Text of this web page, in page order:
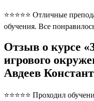
⭐⭐⭐⭐⭐ Отличные
обучения. Все
Отзыв о курсе
игрового
Авдеев
⭐⭐⭐⭐⭐ Проходил